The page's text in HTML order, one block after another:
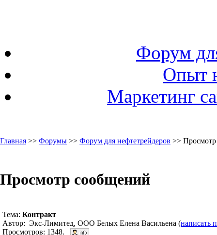
Форум
Опыт
Маркетинг
Главная >> Форумы >> Форум для нефтетрейдеров >>
Просмотр сообщений
Тема: Контракт
Автор: Экс-Лимитед, ООО Белых Елена Васильена (написать
Просмотров: 1348.